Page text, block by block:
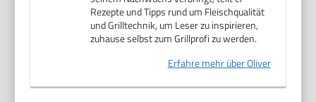
Rezepte und Tipps rund um Fleischqualität
und Grilltechnik, um Leser zu inspirieren,
zuhause selbst zum Grillprofi zu werden.
Erfahre mehr über Oliver